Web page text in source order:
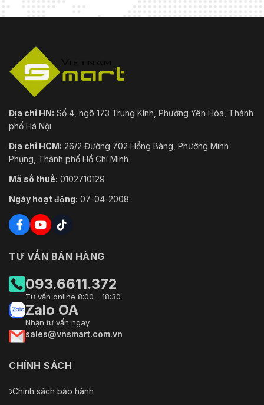
Địa chỉ HN: Số 4, ngõ 173 Trung Kính, Phường Yên Hòa, Thành
phố Hà Nội
Địa chỉ HCM: 26/2 Đường 702 Hồng Bàng, Phường Minh
Phụng, Thành phố Hồ Chí Minh
Mã số thuế: 0102710129
Ngày hoạt động: 07-04-2008
TƯ VẤN BÁN HÀNG
093.6611.372
Tư vấn online 8:00 - 18:30
Zalo OA
Nhận tư vấn ngay
sales@vnsmart.com.vn
CHÍNH SÁCH
Chính sách bảo hành